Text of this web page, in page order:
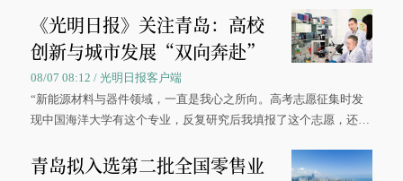
《光明日报》关注青岛：高校
创新与城市发展“双向奔赴”
08/07 08:12 / 光明日报客户端
“新能源材料与器件领域，一直是我心之所向。高考志愿征集时发
现中国海洋大学有这个专业，反复研究后我填报了这个志愿，还真
大学材料科学与工程学院材料类专业的录取通知书。
青岛拟入选第二批全国零售业